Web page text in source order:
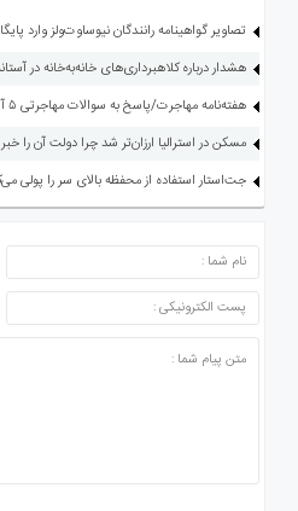
تصاویر گواهینامه رانندگان نیوساوت‌ولز
هشدار درباره کلاهبرداری‌های خانه‌به‌خانه در
هفته‌نامه مهاجرت/پاسخ به سوالات مهاجرتی ۵ آگوست
مسکن در استرالیا ارزان‌تر شد چرا دولت آن را
جت‌استار استفاده از محفظه بالای سر را پولی
ارسال دیدگاه